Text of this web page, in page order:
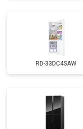
RD-33DC4SAW